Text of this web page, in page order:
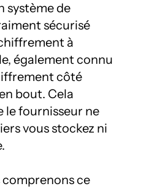
système de
sécurisé
à
également connu
côté
bout. Cela
le fournisseur ne
vous stockez ni
comprenons ce